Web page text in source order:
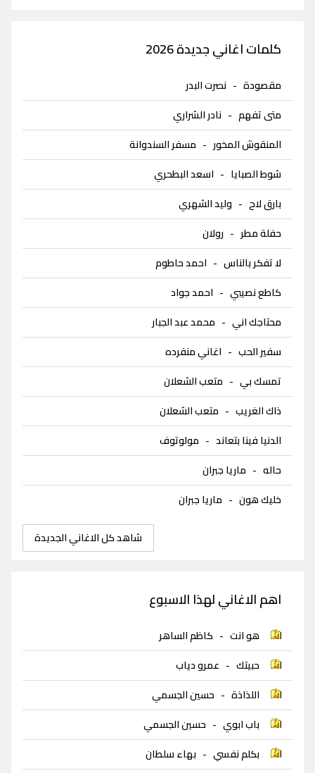
كلمات اغاني جديدة 2026
مقصودة - نصرت البدر
متى تفهم - نادر الشراري
المنقوش المخور - مسفر السندوانة
شوط الصبايا - اسعد البطحري
بارق لاح - وليد الشهري
حفلة مطر - رولان
لا تفكر بالناس - احمد حاطوم
كاطع نصيبي - احمد جواد
محتاجك اني - محمد عبد الجبار
سفير الحب - اغاني منفرده
تمسك بي - متعب الشعلان
ذاك الغريب - متعب الشعلان
الدنيا فينا بتعاند - مولوتوف
حاله - ماريا جبران
خليك هون - ماريا جبران
شاهد كل الاغاني الجديدة
اهم الاغاني لهذا الاسبوع
هو انت - كاظم الساهر
حبيتك - عمرو دياب
اللذاذة - حسين الجسمي
باب ابوي - حسين الجسمي
بكلم نفسي - بهاء سلطان